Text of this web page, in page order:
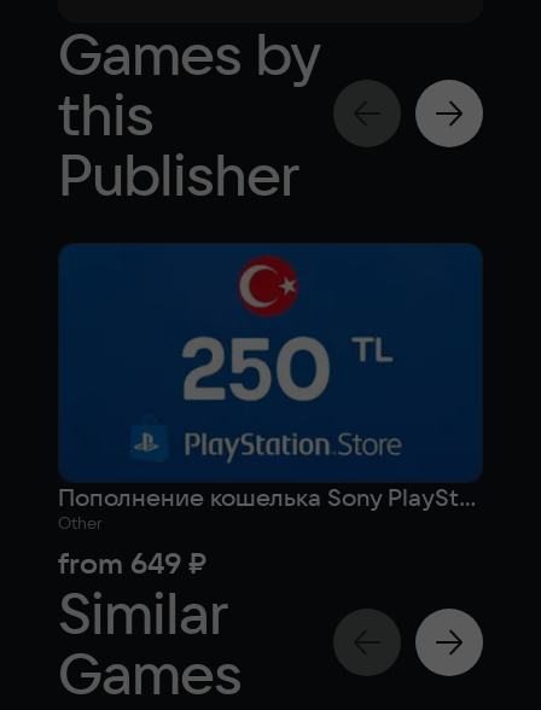
Games by
this
Publisher
Пополнение кошелька Sony PlayStation на 250 лир (Турция)
Other
from 649 ₽
Similar
Games